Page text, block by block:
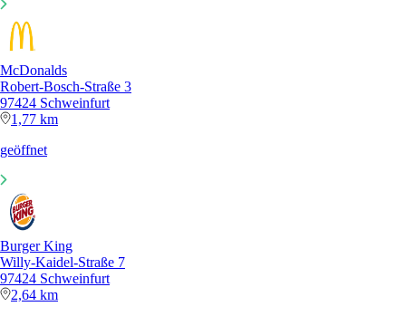
McDonalds
Robert-Bosch-Straße 3
97424 Schweinfurt
1,77 km
geöffnet
Burger King
Willy-Kaidel-Straße 7
97424 Schweinfurt
2,64 km